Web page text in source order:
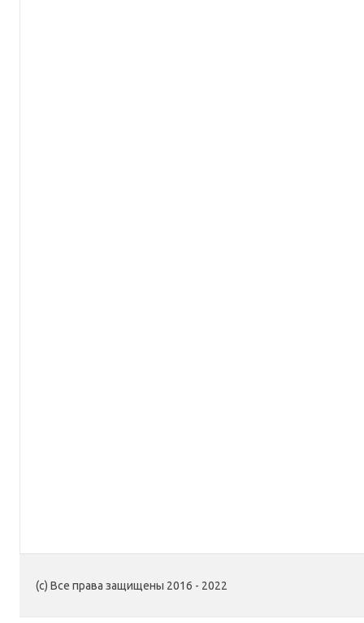
(c) Все права защищены 2016 - 2022